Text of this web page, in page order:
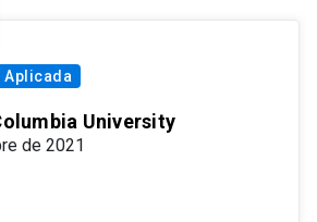
University
de 2021